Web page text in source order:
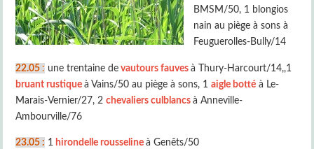
BMSM/50, 1 blongios
nain au piège à sons à
Feuguerolles-Bully/14
22.05: une trentaine de vautours fauvesà Thury-Harcourt/14,,1
bruant rustiqueà Vains/50 au piège à sons, 1aigle botté à Le-
Marais-Vernier/27, 2chevaliers culblancsà Anneville-
Ambourville/76
23.05 : 1 hirondelle rousselineà Genêts/50